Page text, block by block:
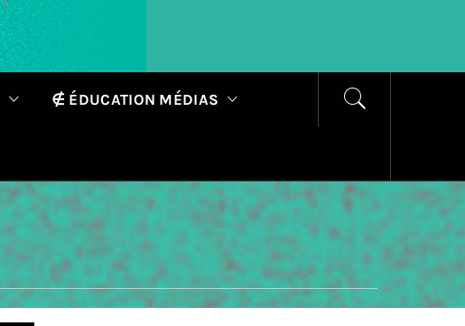
∉ ÉDUCATION MÉDIAS